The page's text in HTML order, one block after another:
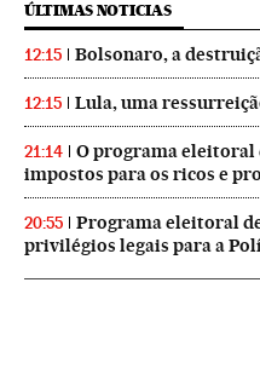
ÚLTIMAS NOTICIAS
12:15 Bolsonaro, a
12:15 Lula, uma
21:14
O programa eleitoral
impostos para os ricos e
20:55
Programa eleitoral
privilégios legais para a